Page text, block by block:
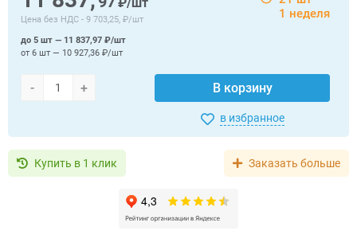
Цена без НДС - 9 703,25, ₽/шт
1 неделя
- + В корзину
до 5 шт — 11 837,97 ₽/шт
от 6 шт — 10 927,36 ₽/шт
в избранное
Купить в 1 клик Заказать больше